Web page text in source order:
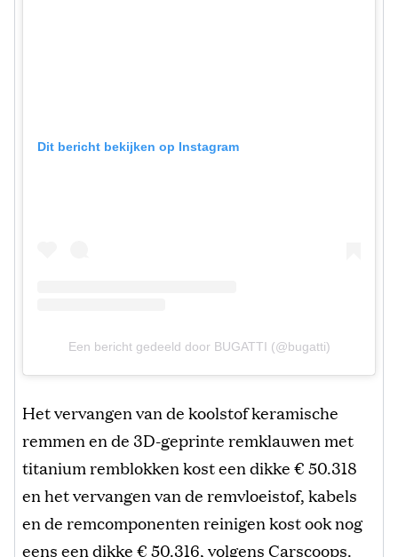
Dit bericht bekijken op Instagram
Een bericht gedeeld door BUGATTI (@bugatti)
Het vervangen van de koolstof keramische
remmen en de 3D-geprinte remklauwen met
titanium remblokken kost een dikke € 50.318
en het vervangen van de remvloeistof, kabels
en de remcomponenten reinigen kost ook nog
eens een dikke € 50.316, volgens Carscoops.